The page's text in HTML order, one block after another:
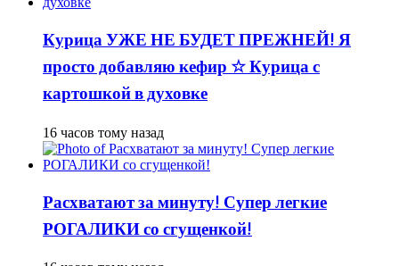
Курица УЖЕ НЕ БУДЕТ ПРЕЖНЕЙ! Я
просто добавляю кефир ☆ Курица с
картошкой в духовке
16 часов тому назад
Расхватают за минуту! Супер легкие
РОГАЛИКИ со сгущенкой!